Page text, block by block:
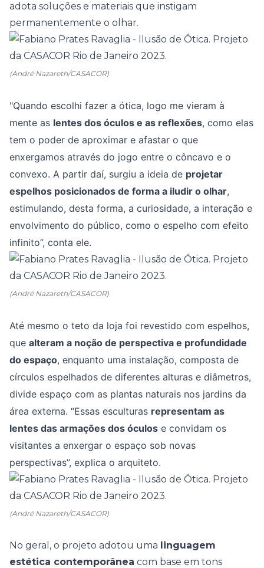
adota soluções e materiais que instigam
permanentemente o olhar.
(André Nazareth/CASACOR)
"Quando escolhi fazer a ótica, logo me vieram à
mente as lentes dos óculos e as reflexões, como elas
tem o poder de aproximar e afastar o que
enxergamos através do jogo entre o côncavo e o
convexo. A partir daí, surgiu a ideia de projetar
espelhos posicionados de forma a iludir o olhar,
estimulando, desta forma, a curiosidade, a interação e
envolvimento do público, como o espelho com efeito
infinito”, conta ele.
(André Nazareth/CASACOR)
Até mesmo o teto da loja foi revestido com espelhos,
que alteram a noção de perspectiva e profundidade
do espaço, enquanto uma instalação, composta de
círculos espelhados de diferentes alturas e diâmetros,
divide espaço com as plantas naturais nos jardins da
área externa. “Essas esculturas representam as
lentes das armações dos óculos e convidam os
visitantes a enxergar o espaço sob novas
perspectivas”, explica o arquiteto.
(André Nazareth/CASACOR)
No geral, o projeto adotou uma linguagem
estética contemporânea com base em tons